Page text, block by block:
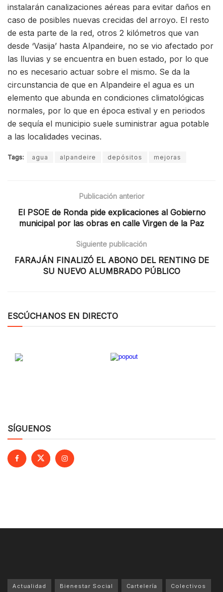
instalarán canalizaciones aéreas para evitar daños en
caso de posibles nuevas crecidas del arroyo. El resto
de esta parte de la red, otros 2 kilómetros que van
desde ‘Vasija’ hasta Alpandeire, no se vio afectado por
las lluvias y se encuentra en buen estado, por lo que
no es necesario actuar sobre el mismo. Se da la
circunstancia de que en Alpandeire el agua es un
elemento que abunda en condiciones climatológicas
normales, por lo que en época estival y en periodos
de sequía el municipio suele suministrar agua potable
a las localidades vecinas.
Tags: agua alpandeire depósitos mejoras
Publicación anterior
El PSOE de Ronda pide explicaciones al Gobierno
municipal por las obras en calle Virgen de la Paz
Siguiente publicación
FARAJÁN FINALIZÓ EL ABONO DEL RENTING DE
SU NUEVO ALUMBRADO PÚBLICO
ESCÚCHANOS EN DIRECTO
SÍGUENOS
Actualidad Bienestar Social Cartelería Colectivos